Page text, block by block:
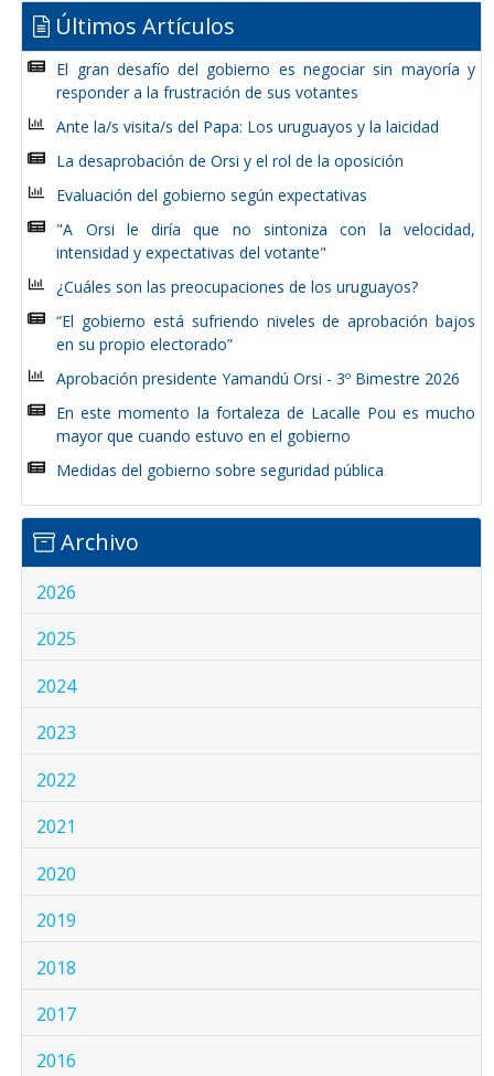
Últimos Artículos
El gran desafío del gobierno es negociar sin mayoría y
responder a la frustración de sus votantes
Ante la/s visita/s del Papa: Los uruguayos y la laicidad
La desaprobación de Orsi y el rol de la oposición
Evaluación del gobierno según expectativas
"A Orsi le diría que no sintoniza con la velocidad,
intensidad y expectativas del votante"
¿Cuáles son las preocupaciones de los uruguayos?
“El gobierno está sufriendo niveles de aprobación bajos
en su propio electorado”
Aprobación presidente Yamandú Orsi - 3º Bimestre 2026
En este momento la fortaleza de Lacalle Pou es mucho
mayor que cuando estuvo en el gobierno
Medidas del gobierno sobre seguridad pública
Archivo
2026
2025
2024
2023
2022
2021
2020
2019
2018
2017
2016